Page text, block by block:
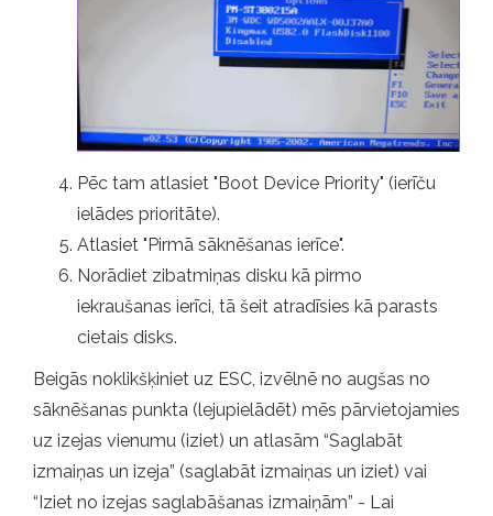
Pēc tam atlasiet "Boot Device Priority" (ierīču
ielādes prioritāte).
Atlasiet "Pirmā sāknēšanas ierīce".
Norādiet zibatmiņas disku kā pirmo
iekraušanas ierīci, tā šeit atradīsies kā parasts
cietais disks.
Beigās noklikšķiniet uz ESC, izvēlnē no augšas no
sāknēšanas punkta (lejupielādēt) mēs pārvietojamies
uz izejas vienumu (iziet) un atlasām “Saglabāt
izmaiņas un izeja” (saglabāt izmaiņas un iziet) vai
“Iziet no izejas saglabāšanas izmaiņām” - Lai